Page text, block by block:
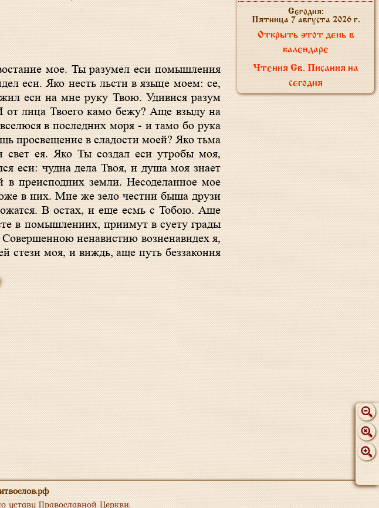
еси. Яко несть льсти в языце моем: се,
еси на мне руку Твою. Удивися разум
от лица Твоего камо бежу? Аще взыду на
в последних моря - и тамо бо рука
просвещение в сладости моей? Яко тьма
свет ея. Яко Ты создал еси утробы моя,
еси: чудна дела Твоя, и душа моя знает
преисподних земли. Несоделанное мое
в них. Мне же зело честни быша друзи
В остах, и еще есмь с Тобою. Аще
в помышлениих, приимут в суету грады
ненавистию возненавидех я,
стези моя, и виждь, аще путь беззакония
Сегодня:
Пятница 7 августа 2026 г.
Открыть этот день в
календаре
Чтения Св. Писания на
сегодня
уставу Православной Церкви.